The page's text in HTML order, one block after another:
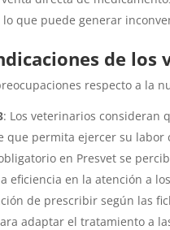
que puede generar
de los
respecto a la
: Los veterinarios consideran
que permita ejercer su
en Presvet se
eficiencia en la atención a
de prescribir según las
adaptar el tratamiento a